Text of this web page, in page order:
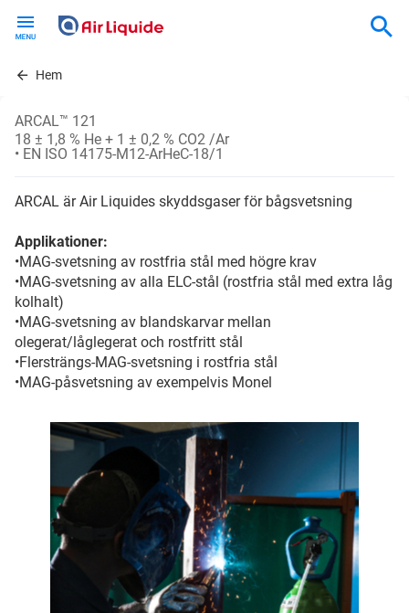
contentHem
ARCAL™ 121
18 ± 1,8 % He + 1 ± 0,2 % CO2 /Ar
• EN ISO 14175-M12-ArHeC-18/1
ARCAL är Air Liquides skyddsgaser för bågsvetsning
Applikationer:
•MAG-svetsning av rostfria stål med högre krav
•MAG-svetsning av alla ELC-stål (rostfria stål med extra låg
kolhalt)
•MAG-svetsning av blandskarvar mellan
olegerat/låglegerat och rostfritt stål
•Flersträngs-MAG-svetsning i rostfria stål
•MAG-påsvetsning av exempelvis Monel